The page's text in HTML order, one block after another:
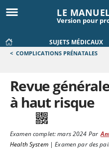
LE
Version pour
SUJETS MÉDICAUX
< COMPLICATIONS PRÉNATALES
Revue
à haut risque
Examen complet:mars 2024 Par
Health System|Examen par des